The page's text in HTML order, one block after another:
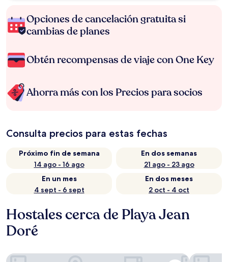
Opciones de cancelación gratuita si
cambias de planes
Obtén recompensas de viaje con One Key
Ahorra más con los Precios para socios
Consulta precios para estas fechas
Próximo fin de semana
14 ago - 16 ago
En dos semanas
21 ago - 23 ago
En un mes
4 sept - 6 sept
En dos meses
2 oct - 4 oct
Hostales cerca de Playa Jean
Doré
Samesun Montreal Central - Hostel The Little